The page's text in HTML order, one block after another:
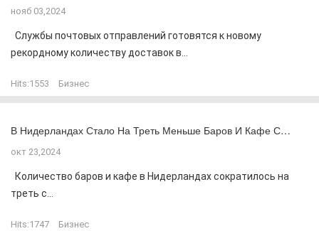
нояб 03,2024
Службы почтовых отправлений готовятся к новому
рекордному количеству доставок в...
Hits:1553 Бизнес
В Нидерландах Стало На Треть Меньше Баров И Кафе С…
окт 23,2024
Количество баров и кафе в Нидерландах сократилось на
треть с...
Hits:1747 Бизнес